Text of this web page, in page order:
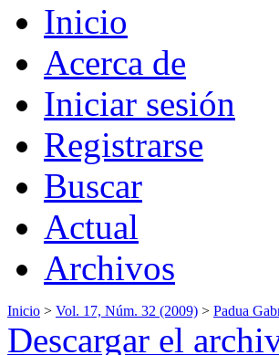
Inicio
Acerca de
Iniciar sesión
Registrarse
Buscar
Actual
Archivos
Inicio > Vol. 17, Núm. 32 (2009) > Padua
Descargar el